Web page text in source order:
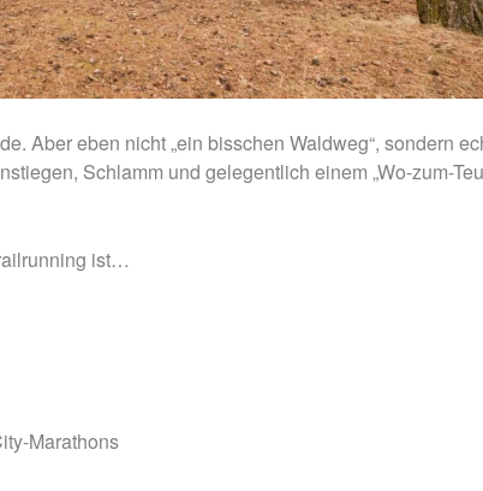
Aber eben nicht „ein bisschen Waldweg“, sondern
Schlamm und gelegentlich einem „Wo-zum-
ist…
Marathons